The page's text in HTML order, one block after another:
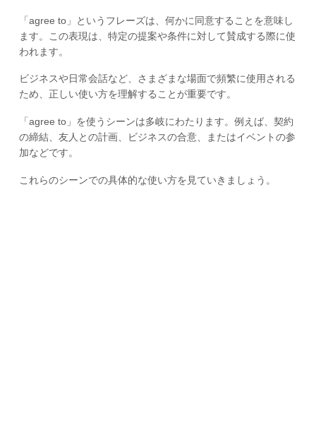
「agree to」というフレーズは、何かに同意することを意味し
ます。この表現は、特定の提案や条件に対して賛成する際に使
われます。
ビジネスや日常会話など、さまざまな場面で頻繁に使用される
ため、正しい使い方を理解することが重要です。
「agree to」を使うシーンは多岐にわたります。例えば、契約
の締結、友人との計画、ビジネスの合意、またはイベントの参
加などです。
これらのシーンでの具体的な使い方を見ていきましょう。